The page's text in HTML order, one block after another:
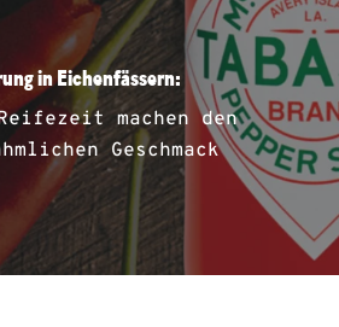
in Eichenfässern:
machen den
Geschmack